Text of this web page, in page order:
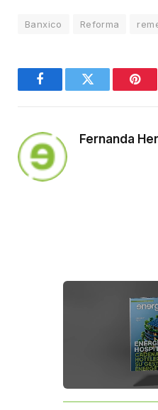
Banxico Reforma
FacebookTwitter
Fernanda